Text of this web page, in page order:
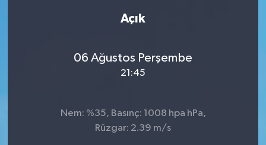
Açık
06 Ağustos Perşembe
21:45
Nem: %35, Basınç: 1008 hpa hPa,
Rüzgar: 2.39 m/s